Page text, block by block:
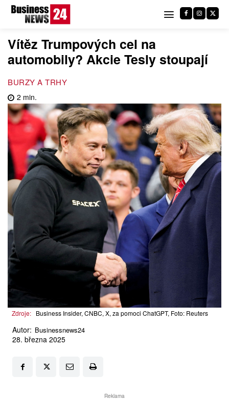
Vítěz Trumpových cel na
automobily? Akcie Tesly stoupají
BURZY A TRHY
2 min.
Zdroje: Business Insider, CNBC, X, za pomoci ChatGPT, Foto: Reuters
Autor: Businessnews24
28. března 2025
Reklama